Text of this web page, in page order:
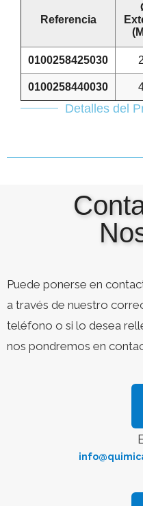
Referencia
0100258425030
0100258440030
Detalles del
Puede ponerse en
a través de nuestro
teléfono o si lo desea
nos pondremos en